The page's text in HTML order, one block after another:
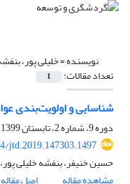
نویسنده =خلیلی پور،
تعداد مقالات: 1
شناسایی و اولویت‌بندی
دوره 9، شماره 2، تابستان 1399، صفحه
jtd.2019.147303.1497
حسین خنیفر، بنفشه خلیلی